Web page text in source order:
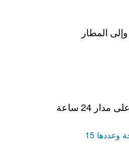
المطار
24 ساعة
15